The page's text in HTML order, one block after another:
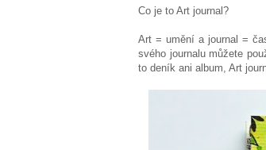
Co je to Art journal?
Art = umění a journal =
svého journalu můžete
to deník ani album, Art